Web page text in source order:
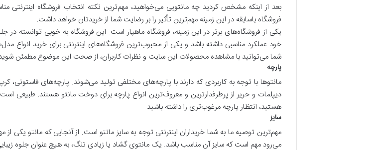
بعد از اینکه مشخص کردید چه مانتویی می‌خواهید، مهم‌ترین نکته انتخاب فروشگاه
فروشگاه باسابقه در این زمینه مهم‌ترین تأثیر را بر رضایت شما از خریدتان خواهد داشت.
یکی از فروشگاه‌های برتر در این زمینه، فروشگاه ماهپار است. این فروشگاه به خوبی توانسته
خود عملکرد مناسبی داشته باشد و یکی از محبوب‌ترین فروشگاه‌های اینترنتی برای خرید انواع
شما می‌توانید با مشاهده محصولات این سایت و نظرات کاربران، از صحت این موضوع مطمئن
پارچه
مانتو‌ها با توجه به کاربردی که دارند با پارچه‌های مختلفی تولید می‌شوند. پارچه‌های فاستونی،
دیپلمات و حریر از پرطرفدارترین و معروف‌ترین انواع پارچه برای دوخت مانتو هستند. طبیعی است
هستید، انتظار پارچه مرغوب‌تری را داشته باشید.
سایز
مهم‌ترین توصیه ما به شما خریداران اینترنتی توجه به سایز مانتو است. از آنجایی که مانتو یکی از
می‌رود مهم است که سایز آن مناسب باشد. یک مانتوی گشاد یا زیادی تنگ، به هیچ عنوان جلوه